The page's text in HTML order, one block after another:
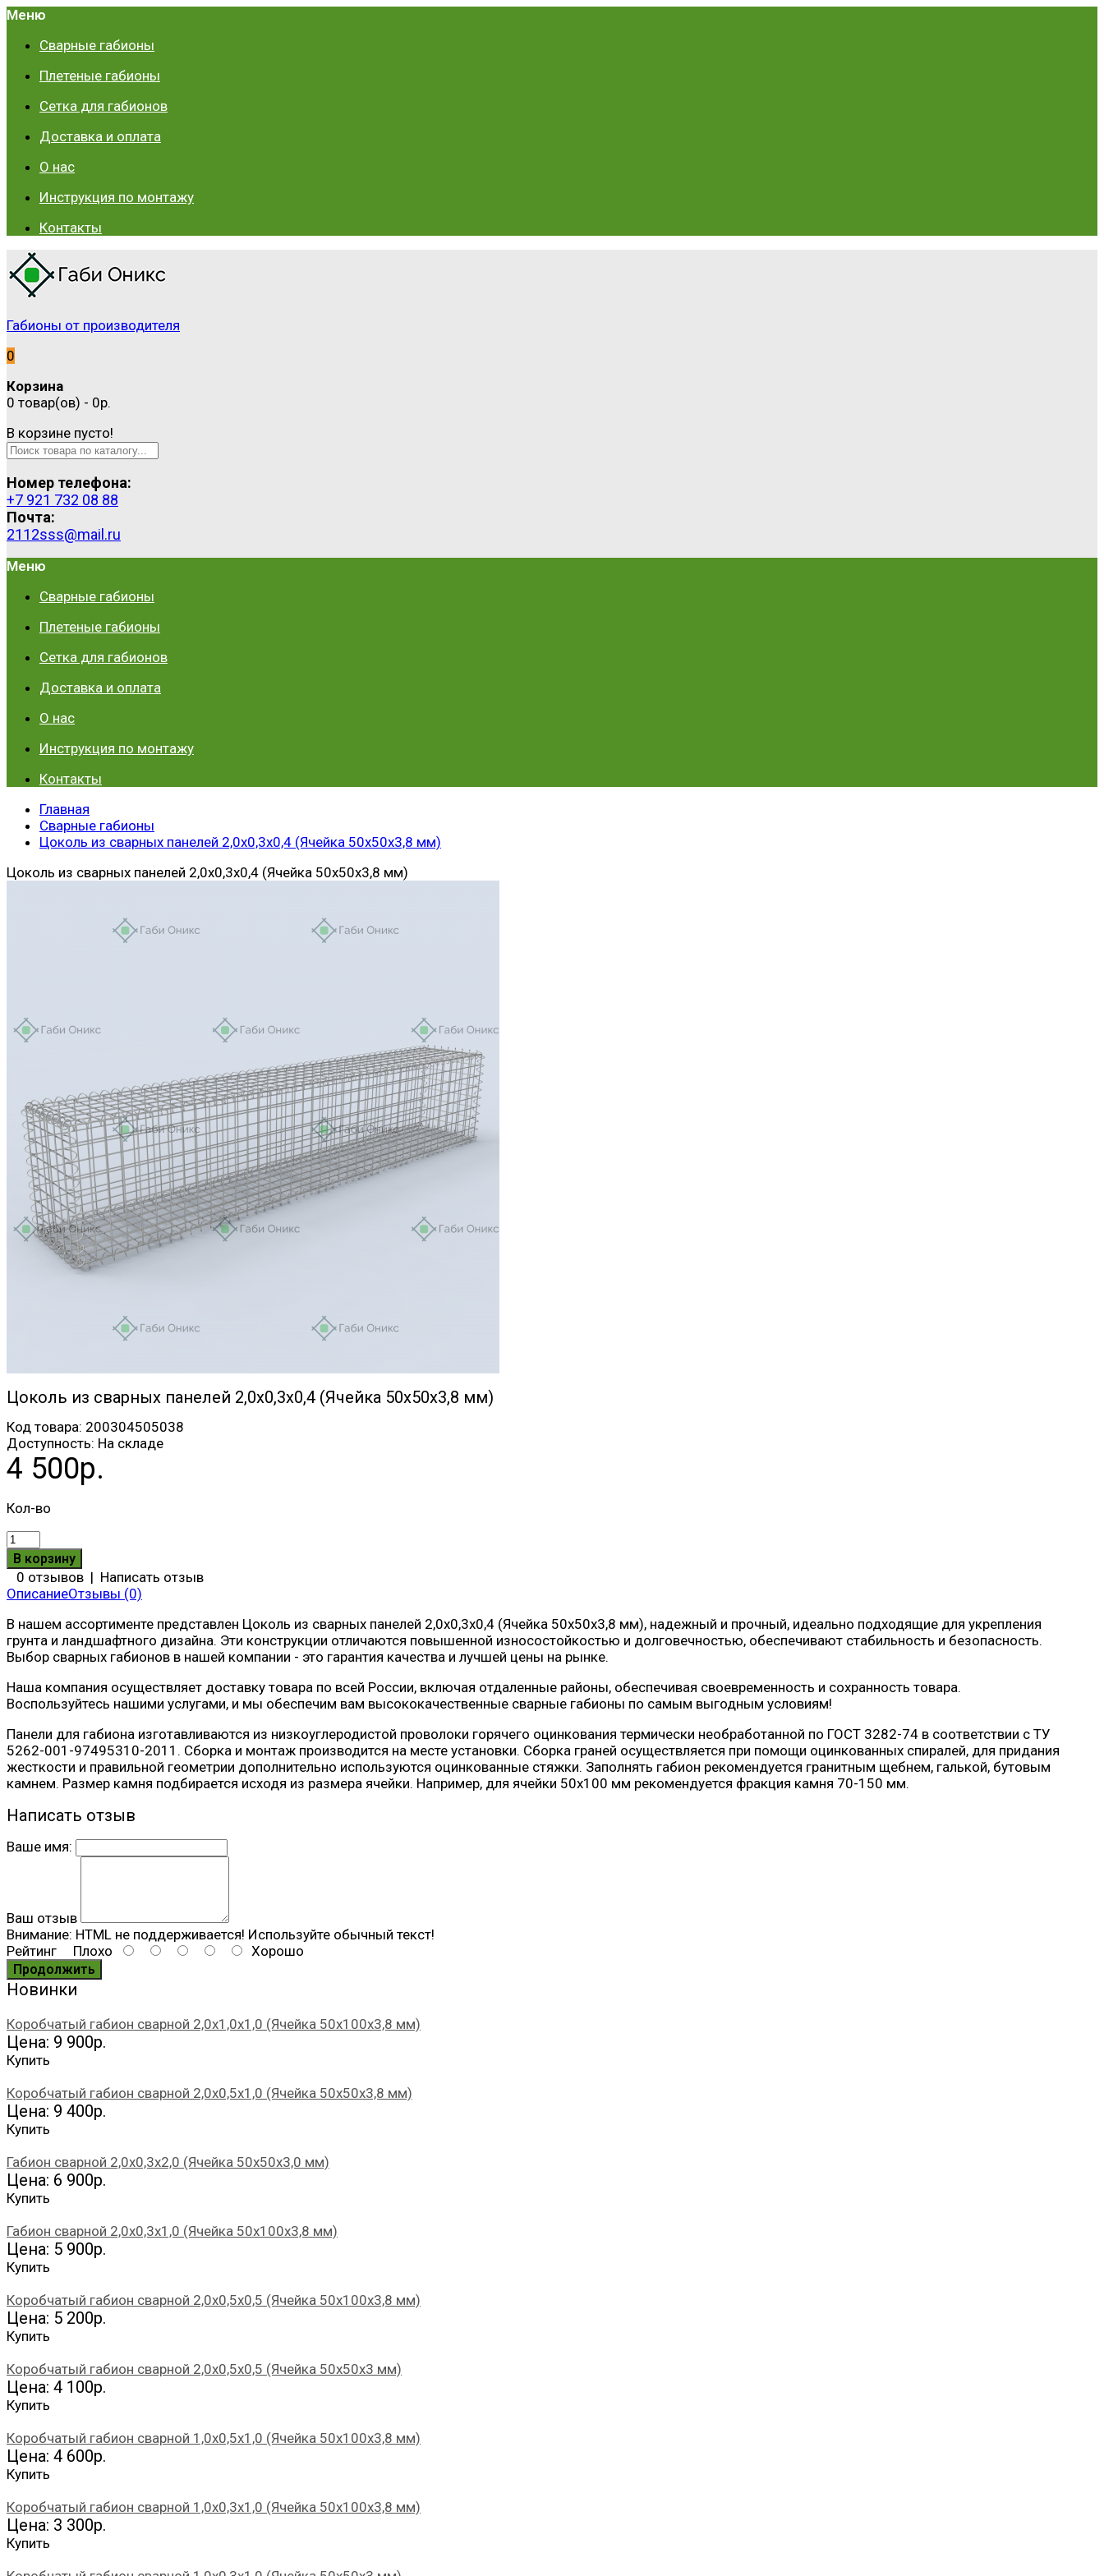
Меню
Сварные габионы
Плетеные габионы
Сетка для габионов
Доставка и оплата
О нас
Инструкция по монтажу
Контакты
Габионы от производителя
0
Корзина
0 товар(ов) - 0р.
В корзине пусто!
Номер телефона:
+7 921 732 08 88
Почта:
2112sss@mail.ru
Меню
Сварные габионы
Плетеные габионы
Сетка для габионов
Доставка и оплата
О нас
Инструкция по монтажу
Контакты
Главная
Сварные габионы
Цоколь из сварных панелей 2,0х0,3х0,4 (Ячейка 50х50х3,8 мм)
Цоколь из сварных панелей 2,0х0,3х0,4 (Ячейка 50х50х3,8 мм)
Цоколь из сварных панелей 2,0х0,3х0,4 (Ячейка 50х50х3,8 мм)
Код товара: 200304505038
Доступность: На складе
4 500р.
Кол-во
0 отзывов | Написать отзыв
ОписаниеОтзывы (0)
В нашем ассортименте представлен Цоколь из сварных панелей 2,0х0,3х0,4 (Ячейка 50х50х3,8 мм), надежный и прочный, идеально подходящие для укрепления
грунта и ландшафтного дизайна. Эти конструкции отличаются повышенной износостойкостью и долговечностью, обеспечивают стабильность и безопасность.
Выбор сварных габионов в нашей компании - это гарантия качества и лучшей цены на рынке.
Наша компания осуществляет доставку товара по всей России, включая отдаленные районы, обеспечивая своевременность и сохранность товара.
Воспользуйтесь нашими услугами, и мы обеспечим вам высококачественные сварные габионы по самым выгодным условиям!
Панели для габиона изготавливаются из низкоуглеродистой проволоки горячего оцинкования термически необработанной по ГОСТ 3282-74 в соответствии с ТУ
5262-001-97495310-2011. Сборка и монтаж производится на месте установки. Сборка граней осуществляется при помощи оцинкованных спиралей, для придания
жесткости и правильной геометрии дополнительно используются оцинкованные стяжки. Заполнять габион рекомендуется гранитным щебнем, галькой, бутовым
камнем. Размер камня подбирается исходя из размера ячейки. Например, для ячейки 50х100 мм рекомендуется фракция камня 70-150 мм.
Написать отзыв
Ваше имя:
Ваш отзыв
Внимание: HTML не поддерживается! Используйте обычный текст!
Рейтинг Плохо Хорошо
Продолжить
Новинки
Коробчатый габион сварной 2,0х1,0х1,0 (Ячейка 50х100х3,8 мм)
Цена: 9 900р.
Купить
Коробчатый габион сварной 2,0х0,5х1,0 (Ячейка 50х50х3,8 мм)
Цена: 9 400р.
Купить
Габион сварной 2,0х0,3х2,0 (Ячейка 50х50х3,0 мм)
Цена: 6 900р.
Купить
Габион сварной 2,0х0,3х1,0 (Ячейка 50х100х3,8 мм)
Цена: 5 900р.
Купить
Коробчатый габион сварной 2,0х0,5х0,5 (Ячейка 50х100х3,8 мм)
Цена: 5 200р.
Купить
Коробчатый габион сварной 2,0х0,5х0,5 (Ячейка 50х50х3 мм)
Цена: 4 100р.
Купить
Коробчатый габион сварной 1,0х0,5х1,0 (Ячейка 50х100х3,8 мм)
Цена: 4 600р.
Купить
Коробчатый габион сварной 1,0х0,3х1,0 (Ячейка 50х100х3,8 мм)
Цена: 3 300р.
Купить